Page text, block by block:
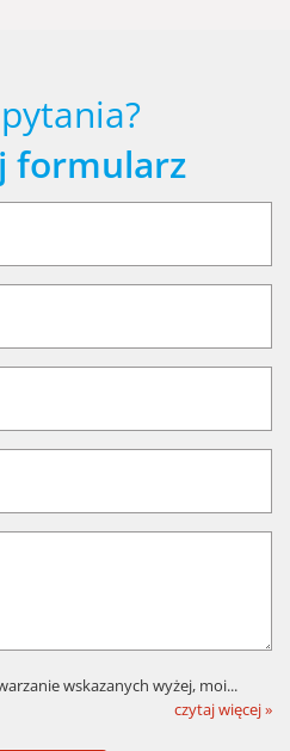
formularz
wskazanych wyżej, moi...
czytaj więcej »